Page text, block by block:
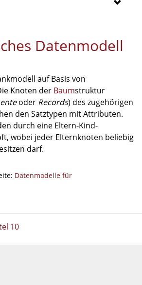
Datenmodell
auf Basis von
Knoten der Baumstruktur
oder Records) des zugehörigen
den Satztypen mit Attributen.
durch eine Eltern-Kind-
wobei jeder Elternknoten beliebig
darf.
Datenmodelle für
10